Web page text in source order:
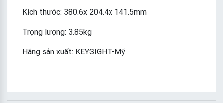
Kích thước: 380.6x 204.4x 141.5mm
Trọng lượng: 3.85kg
Hãng sản xuất: KEYSIGHT-Mỹ